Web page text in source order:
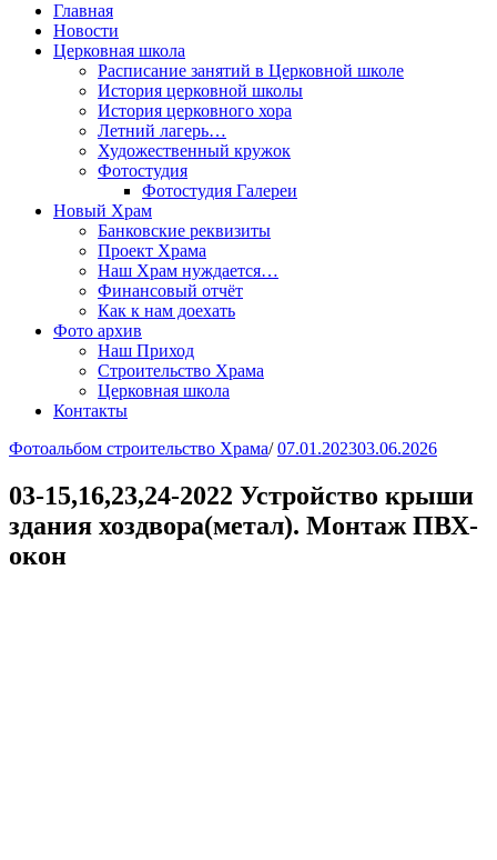
Главная
Новости
Церковная школа
Расписание занятий в Церковной школе
История церковной школы
История церковного хора
Летний лагерь…
Художественный кружок
Фотостудия
Фотостудия Галереи
Новый Храм
Банковские реквизиты
Проект Храма
Наш Храм нуждается…
Финансовый отчёт
Как к нам доехать
Фото архив
Наш Приход
Строительство Храма
Церковная школа
Контакты
Фотоальбом строительство Храма/ 07.01.202303.06.2026
03-15,16,23,24-2022 Устройство крыши
здания хоздвора(метал). Монтаж ПВХ-
окон